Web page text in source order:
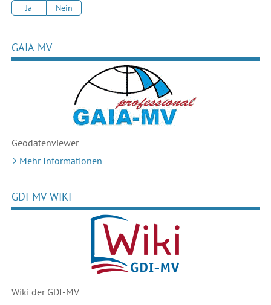
Ja Nein
GAIA-MV
Geodatenviewer
Mehr Informationen
GDI-MV-WIKI
Wiki der GDI-MV